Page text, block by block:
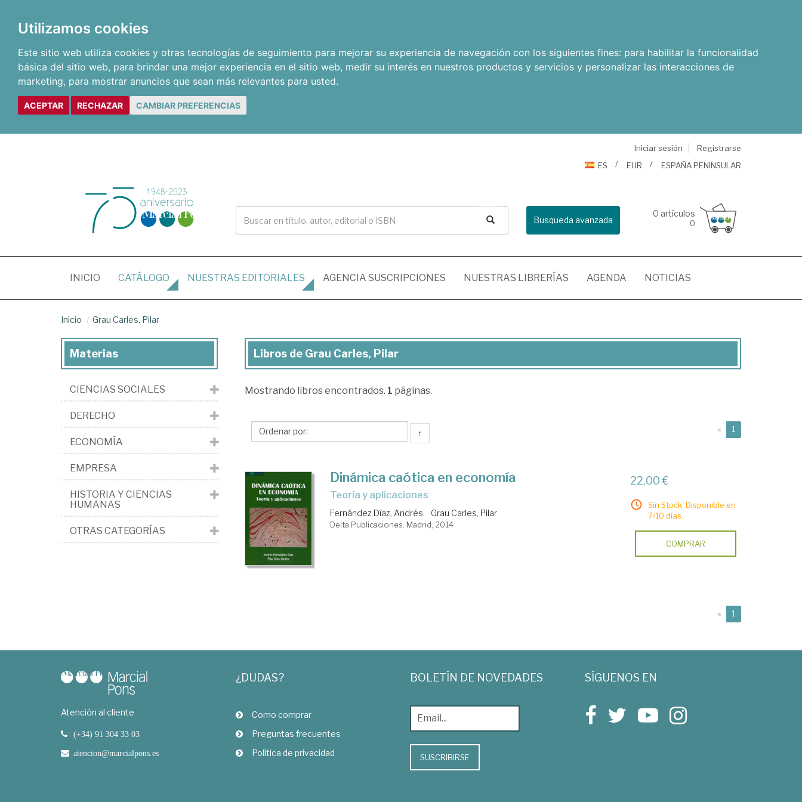
Utilizamos cookies
Este sitio web utiliza cookies y otras tecnologías de seguimiento para mejorar su experiencia de navegación con los siguientes fines: para habilitar la funcionalidad
básica del sitio web, para brindar una mejor experiencia en el sitio web, medir su interés en nuestros productos y servicios y personalizar las interacciones de
marketing, para mostrar anuncios que sean más relevantes para usted.
ACEPTAR RECHAZAR CAMBIAR PREFERENCIAS
Iniciar sesión
Registrarse
ES
EUR ESPAÑA PENINSULAR
Busqueda avanzada
0 artículos
0
INICIO (CURRENT)
CATÁLOGO NUESTRAS EDITORIALES AGENCIA SUSCRIPCIONES NUESTRAS LIBRERÍAS AGENDA NOTICIAS
Inicio Grau Carles, Pilar
Libros
Grau
Pilar
Libros de Grau Carles, Pilar
Mostrando libros encontrados. 1 páginas.
↑ « 1
Dinámica caótica en economía
teoría y aplicaciones
Fernández Díaz, Andrés Grau Carles, Pilar
Delta Publicaciones. Madrid, 2014
22,00 €
Sin Stock. Disponible en
7/10 días.
COMPRAR
« 1
Materias
CIENCIAS SOCIALES
DERECHO
ECONOMÍA
EMPRESA
HISTORIA Y CIENCIAS
HUMANAS
OTRAS CATEGORÍAS
Atención al cliente
(+34) 91 304 33 03
atencion@marcialpons.es
¿DUDAS?
Como comprar
Preguntas frecuentes
Política de privacidad
BOLETÍN DE NOVEDADES
SUSCRIBIRSE
SÍGUENOS EN